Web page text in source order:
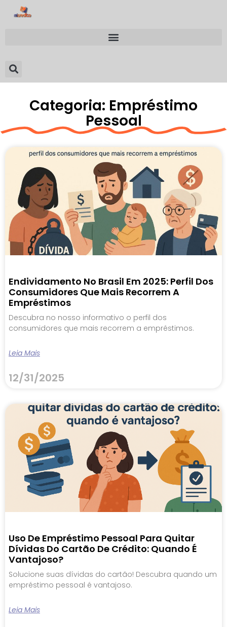
Categoria: Empréstimo
Pessoal
Endividamento No Brasil Em 2025: Perfil Dos
Consumidores Que Mais Recorrem A
Empréstimos
Descubra no nosso informativo o perfil dos
consumidores que mais recorrem a empréstimos.
Leia Mais
12/31/2025
Uso De Empréstimo Pessoal Para Quitar
Dívidas Do Cartão De Crédito: Quando É
Vantajoso?
Solucione suas dívidas do cartão! Descubra quando um
empréstimo pessoal é vantajoso.
Leia Mais